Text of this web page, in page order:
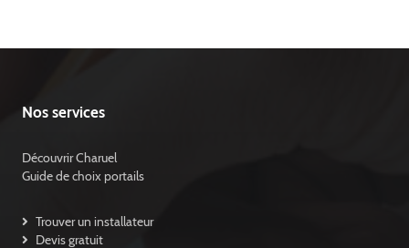
Nos services
Découvrir Charuel
Guide de choix portails
Trouver un installateur
Devis gratuit